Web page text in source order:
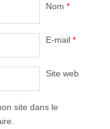
Nom *
E-mail *
Site web
site dans le